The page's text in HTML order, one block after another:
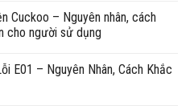
Cuckoo – Nguyên nhân, cách
cho người sử dụng
E01 – Nguyên Nhân, Cách Khắc